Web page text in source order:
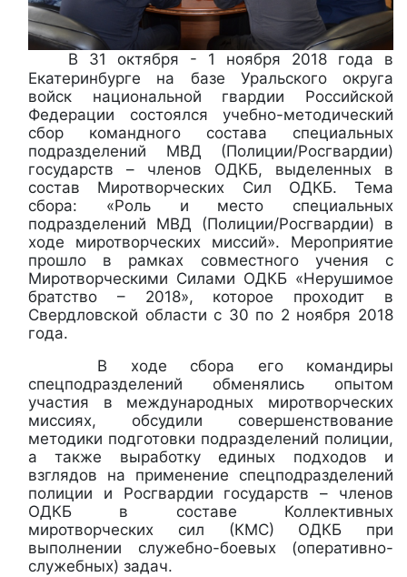
В 31 октября - 1 ноября 2018 года в
Екатеринбурге на базе Уральского округа
войск национальной гвардии Российской
Федерации состоялся учебно-методический
сбор командного состава специальных
подразделений МВД (Полиции/Росгвардии)
государств – членов ОДКБ, выделенных в
состав Миротворческих Сил ОДКБ. Тема
сбора: «Роль и место специальных
подразделений МВД (Полиции/Росгвардии) в
ходе миротворческих миссий». Мероприятие
прошло в рамках совместного учения с
Миротворческими Силами ОДКБ «Нерушимое
братство – 2018», которое проходит в
Свердловской области с 30 по 2 ноября 2018
года.
В ходе сбора его командиры
спецподразделений обменялись опытом
участия в международных миротворческих
миссиях, обсудили совершенствование
методики подготовки подразделений полиции,
а также выработку единых подходов и
взглядов на применение спецподразделений
полиции и Росгвардии государств – членов
ОДКБ в составе Коллективных
миротворческих сил (КМС) ОДКБ при
выполнении служебно-боевых (оперативно-
служебных) задач.